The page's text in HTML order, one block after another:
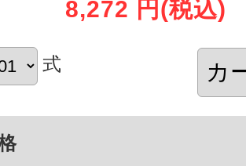
8,272 円 (税込)
式